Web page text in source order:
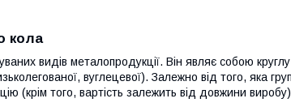
кола
видів металопродукції. Він являє собою круглу
вуглецевої). Залежно від того, яка
(крім того, вартість залежить від довжини